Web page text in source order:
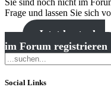
Sie sind noch nicht im
Frage und lassen Sie sich
Jetzt kostenlos
im Forum registrieren
Social Links